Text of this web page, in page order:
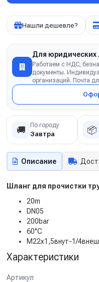
Нашли дешевле?
Для юридических
Работаем с НДС,
документы.
организаций. Почта
🚚 По городу
Завтра 📦
Описание
Шланг для прочистки
20m
DN05
200bar
60°C
М22х1,5внут-1/4внеш
Характеристики
Артикул